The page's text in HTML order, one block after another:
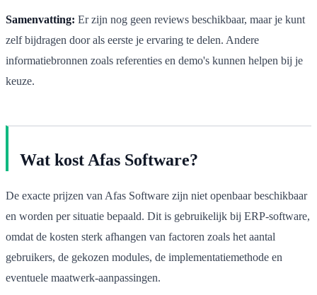
Samenvatting: Er zijn nog geen reviews beschikbaar, maar je kunt
zelf bijdragen door als eerste je ervaring te delen. Andere
informatiebronnen zoals referenties en demo's kunnen helpen bij je
keuze.
Wat kost Afas Software?
De exacte prijzen van Afas Software zijn niet openbaar beschikbaar
en worden per situatie bepaald. Dit is gebruikelijk bij ERP-software,
omdat de kosten sterk afhangen van factoren zoals het aantal
gebruikers, de gekozen modules, de implementatiemethode en
eventuele maatwerk-aanpassingen.